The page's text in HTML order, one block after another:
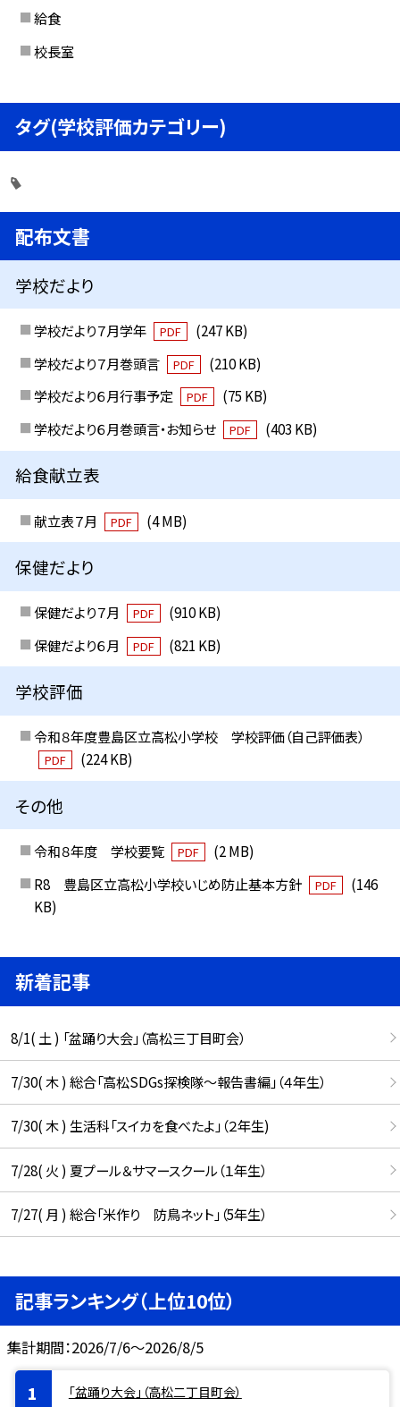
給食
校長室
タグ(学校評価カテゴリー)
配布文書
学校だより
学校だより７月学年 PDF
(247 KB)
学校だより７月巻頭言
PDF
(210 KB)
学校だより６月行事予定
PDF
(75 KB)
学校だより６月巻頭言・お知らせ
PDF (403 KB)
給食献立表
献立表７月 PDF (4 MB)
保健だより
保健だより７月 PDF
(910 KB)
保健だより６月
PDF (821 KB)
学校評価
令和８年度豊島区立高松小学校 学校評価（自己評価表）
PDF (224 KB)
その他
令和８年度 学校要覧 PDF
(2 MB)
R8 豊島区立高松小学校いじめ防止基本方針
PDF
(146
KB)
新着記事
8/1( 土 ) 「盆踊り大会」（高松三丁目町会）
7/30( 木 ) 総合「高松SDGs探検隊〜報告書編」（４年生）
7/30( 木 ) 生活科「スイカを食べたよ」（２年生)
7/28( 火 ) 夏プール＆サマースクール（１年生）
7/27( 月 ) 総合「米作り 防鳥ネット」（5年生）
記事ランキング（上位10位）
集計期間：2026/7/6～2026/8/5
「盆踊り大会」（高松二丁目町会）